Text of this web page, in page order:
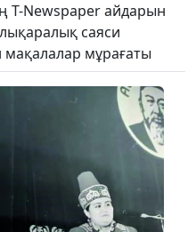
T-Newspaper айдарын
саяси
мұрағаты